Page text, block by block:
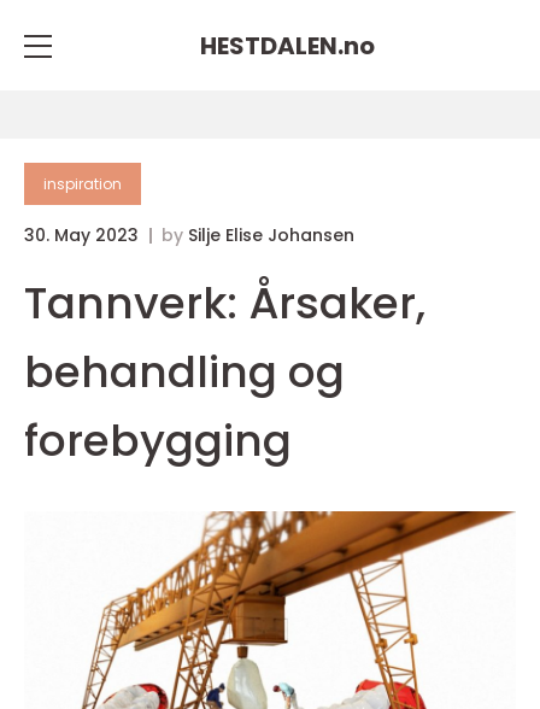
HESTDALEN.no
inspiration
30. May 2023 by Silje Elise Johansen
Tannverk: Årsaker,
behandling og
forebygging